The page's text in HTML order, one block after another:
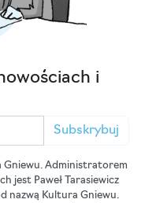
i
Subskrybuj
Gniewu. Administratorem
jest Paweł Tarasiewicz
nazwą Kultura Gniewu.